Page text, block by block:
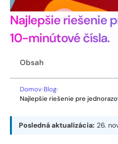
Najlepšie riešenie
10-minútové čísla.
Obsah
Domov›Blog›
Najlepšie riešenie pre
Posledná aktualizácia: 26.